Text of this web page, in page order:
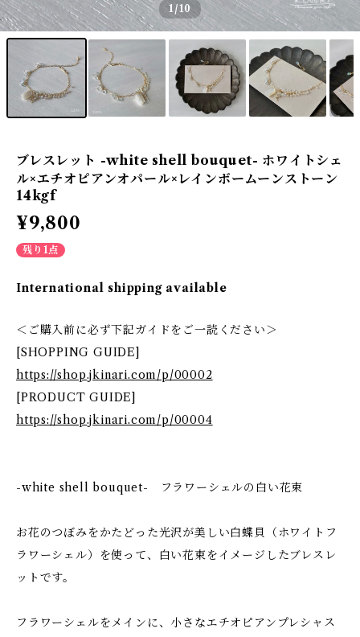
1/10
ブレスレット -white shell bouquet- ホワイトシェ
ル×エチオピアンオパール×レインボームーンストーン
14kgf
¥9,800
残り1点
International shipping available
＜ご購入前に必ず下記ガイドをご一読ください＞
[SHOPPING GUIDE]
https://shop.jkinari.com/p/00002
[PRODUCT GUIDE]
https://shop.jkinari.com/p/00004
-white shell bouquet- フラワーシェルの白い花束
お花のつぼみをかたどった光沢が美しい白蝶貝（ホワイトフ
ラワーシェル）を使って、白い花束をイメージしたブレスレ
ットです。
フラワーシェルをメインに、小さなエチオピアンプレシャス